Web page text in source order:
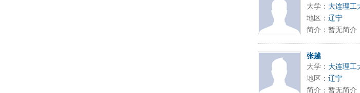
大学： 大连理工
地区： 辽宁
简介：暂无简介
张越
大学： 大连理工
地区： 辽宁
简介：暂无简介